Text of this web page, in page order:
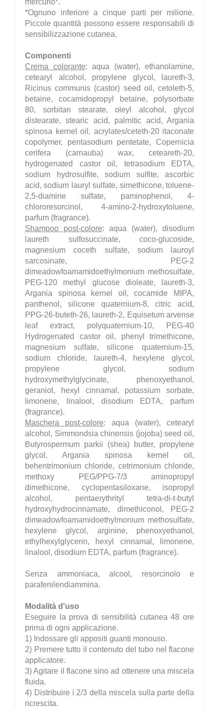
*Ognuno inferiore a cinque parti per milione.
Piccole quantità possono essere responsabili di
sensibilizzazione cutanea.
Componenti
Crema colorante: aqua (water), ethanolamine,
cetearyl alcohol, propylene glycol, laureth-3,
Ricinus communis (castor) seed oil, cetoleth-5,
betaine, cocamidopropyl betaine, polysorbate
80, sorbitan stearate, oleyl alcohol, glycol
distearate, stearic acid, palmitic acid, Argania
spinosa kernel oil, acrylates/ceteth-20 itaconate
copolymer, pentasodium pentetate, Copernicia
cerifera (carnauba) wax, ceteareth-20,
hydrogenated castor oil, tetrasodium EDTA,
sodium hydrosulfite, sodium sulfite, ascorbic
acid, sodium lauryl sulfate, simethicone, toluene-
2,5-diamine sulfate, paminophenol, 4-
chlororesorcinol, 4-amino-2-hydroxytoluene,
parfum (fragrance).
Shampoo post-colore: aqua (water), disodium
laureth sulfosuccinate, coco-glucoside,
magnesium coceth sulfate, sodium lauroyl
sarcosinate, PEG-2
dimeadowfoamamidoethylmonium methosulfate,
PEG-120 methyl glucose dioleate, laureth-3,
Argania spinosa kernel oil, cocamide MIPA,
panthenol, silicone quaternium-8, citric acid,
PPG-26-buteth-26, laureth-2, Equisetum arvense
leaf extract, polyquaternium-10, PEG-40
Hydrogenated castor oil, phenyl trimethicone,
magnesium sulfate, silicone quaternium-15,
sodium chloride, laureth-4, hexylene glycol,
propylene glycol, sodium
hydroxymethylglycinate, phenoxyethanol,
geraniol, hexyl cinnamal, potassium sorbate,
limonene, linalool, disodium EDTA, parfum
(fragrance).
Maschera post-colore: aqua (water), cetearyl
alcohol, Simmondsia chinensis (jojoba) seed oil,
Butyrospermum parkii (shea) butter, propylene
glycol, Argania spinosa kernel oil,
behentrimonium chloride, cetrimonium chloride,
methoxy PEG/PPG-7/3 aminopropyl
dimethicone, cyclopentasiloxane, isopropyl
alcohol, pentaerythrityl tetra-di-t-butyl
hydroxyhydrocinnamate, dimethiconol, PEG-2
dimeadowfoamamidoethylmonium methosulfate,
hexylene glycol, arginine, phenoxyethanol,
ethylhexylglycerin, hexyl cinnamal, limonene,
linalool, disodium EDTA, parfum (fragrance).
Senza ammoniaca, alcool, resorcinolo e
parafenilendiammina.
Modalità d'uso
Eseguire la prova di sensibilità cutanea 48 ore
prima di ogni applicazione.
1) Indossare gli appositi guanti monouso.
2) Premere tutto il contenuto del tubo nel flacone
applicatore.
3) Agitare il flacone sino ad ottenere una miscela
fluida.
4) Distribuire i 2/3 della miscela sulla parte della
ricrescita.